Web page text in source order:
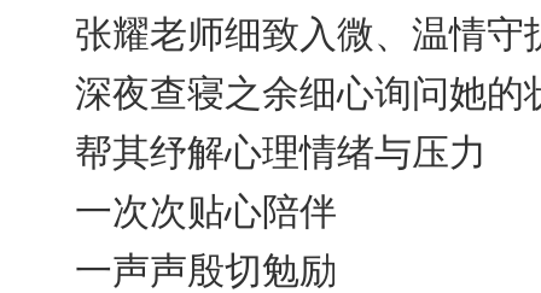
张耀老师细致入微、温情守
深夜查寝之余细心询问她的
帮其纾解心理情绪与压力
一次次贴心陪伴
一声声殷切勉励